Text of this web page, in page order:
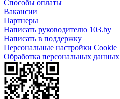
Способы оплаты
Вакансии
Партнеры
Написать руководителю 103.by
Написать в поддержку
Персональные настройки Cookie
Обработка персональных данных